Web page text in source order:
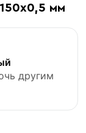
мм
другим